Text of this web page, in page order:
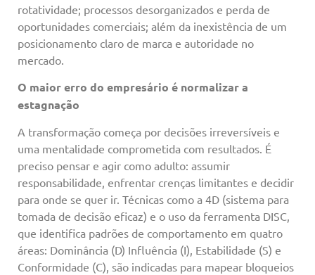
rotatividade; processos desorganizados e perda de
oportunidades comerciais; além da inexistência de um
posicionamento claro de marca e autoridade no
mercado.
O maior erro do empresário é normalizar a
estagnação
A transformação começa por decisões irreversíveis e
uma mentalidade comprometida com resultados. É
preciso pensar e agir como adulto: assumir
responsabilidade, enfrentar crenças limitantes e decidir
para onde se quer ir. Técnicas como a 4D (sistema para
tomada de decisão eficaz) e o uso da ferramenta DISC,
que identifica padrões de comportamento em quatro
áreas: Dominância (D) Influência (I), Estabilidade (S) e
Conformidade (C), são indicadas para mapear bloqueios